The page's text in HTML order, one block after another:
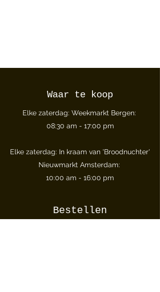
Waar te koop
Elke zaterdag: Weekmarkt Bergen:
08:30 am - 17:00 pm
Elke zaterdag: In kraam van 'Broodnuchter'
Nieuwmarkt Amsterdam:
10:00 am - 16:00 pm
Bestellen